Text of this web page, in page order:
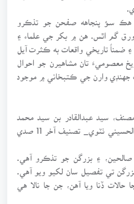
هڪ سـﺆ پنجاهه صفحن جو تذڪرو
ورق گم اٿس. هن ۾ بکر جي علماء ۽
ضمناً تاريخي واقعات به ڪثرت آيل
معصوميءَ تان مشاهيرن جو احوال
جهنڊي وارن جي ڪتبخاني ۾ موجود
مصنف، سيد عبدالقادر بن سيد محمد
۽ بزرگن جو تذڪرو آهي.
تي تفصيل سان لکيو ويو آهي.
جا حالات ڏنا ويا آهن، جن جا نالا هي